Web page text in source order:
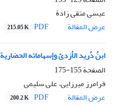
عیسى متقی زادة
عرض المقالة
215.05 K
ابنُ دُرید الأزدیّ وإسهاماته الحضاریة
الصفحة155-175
فرامرز میرزایی، علی سلیمی
عرض المقالة
200.2 K